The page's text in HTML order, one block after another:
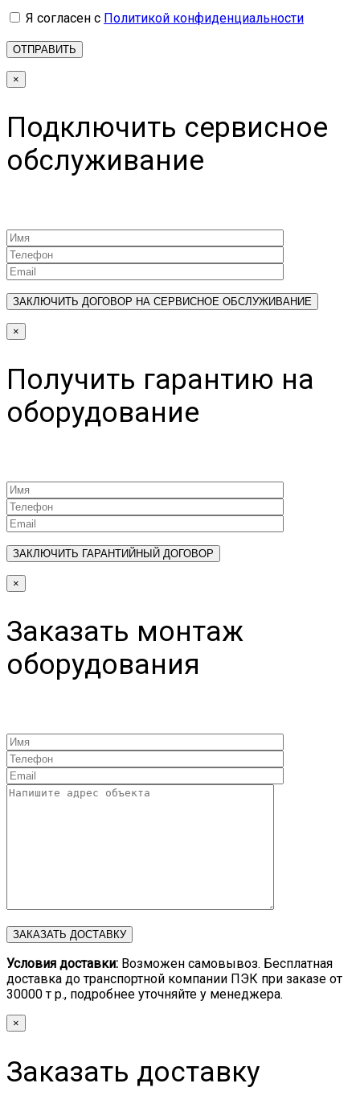
Я согласен с Политикой конфиденциальности
×
Подключить сервисное
обслуживание
×
Получить гарантию на
оборудование
×
Заказать монтаж
оборудования
Условия доставки: Возможен самовывоз. Бесплатная
доставка до транспортной компании ПЭК при заказе от
30000 т р., подробнее уточняйте у менеджера.
×
Заказать доставку